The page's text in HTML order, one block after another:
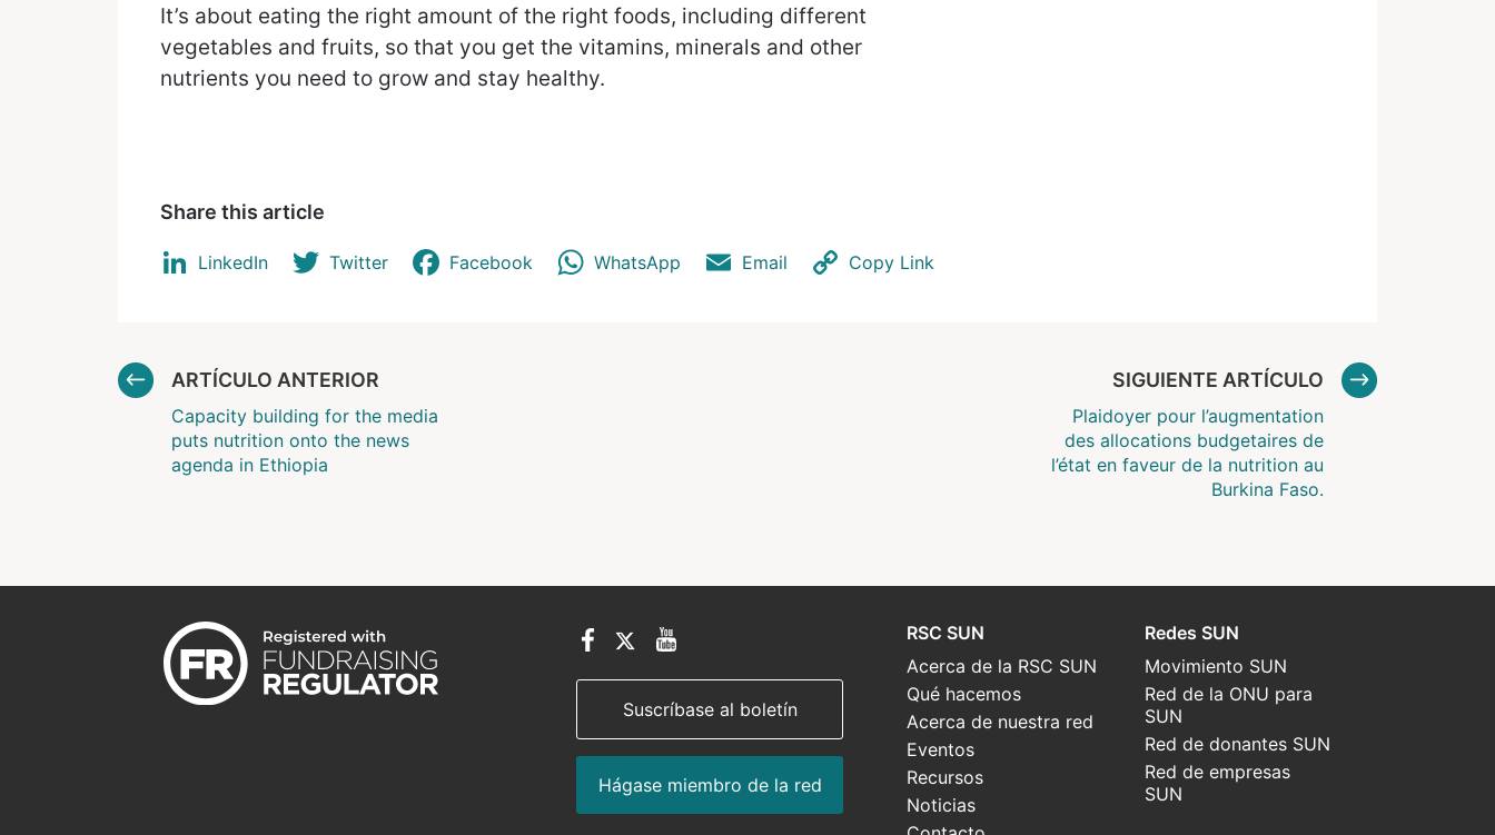
It’s about eating the right amount of the right foods, including different
vegetables and fruits, so that you get the vitamins, minerals and other
nutrients you need to grow and stay healthy.
Share this article
LinkedIn Twitter Facebook WhatsApp Email Copy Link
ARTÍCULO ANTERIOR
Capacity building for the media
puts nutrition onto the news
agenda in Ethiopia
SIGUIENTE ARTÍCULO
Plaidoyer pour l’augmentation
des allocations budgetaires de
l’état en faveur de la nutrition au
Burkina Faso.
Suscríbase al boletín
Hágase miembro de la red
RSC SUN
Acerca de la RSC SUN
Qué hacemos
Acerca de nuestra red
Eventos
Recursos
Noticias
Redes SUN
Movimiento SUN
Red de la ONU para
SUN
Red de donantes SUN
Red de empresas
SUN